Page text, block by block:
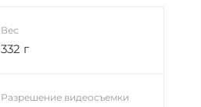
Вес
332 г
Разрешение видеосъемки